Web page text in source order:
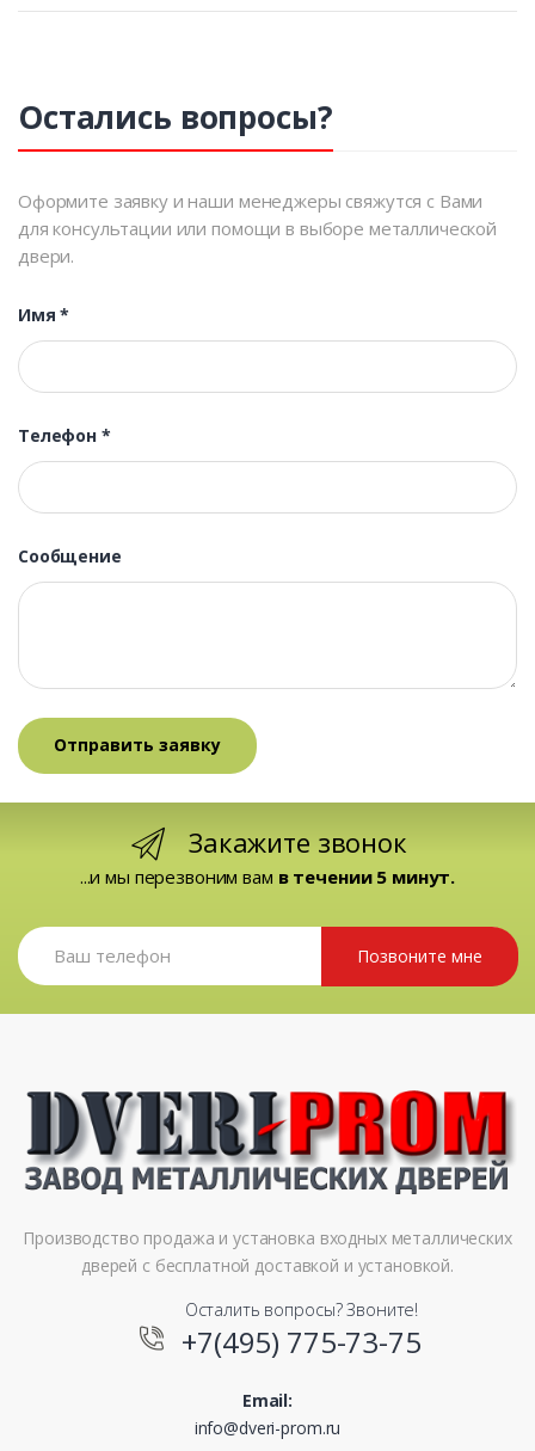
Остались вопросы?
Оформите заявку и наши менеджеры свяжутся с Вами
для консультации или помощи в выборе металлической
двери.
Имя*
Телефон *
Сообщение
Закажите звонок
...и мы перезвоним вам в течении 5 минут.
Позвоните мне
Производство продажа и установка входных металлических
дверей с бесплатной доставкой и установкой.
Осталить вопросы? Звоните!
+7(495) 775-73-75
Email:
info@dveri-prom.ru